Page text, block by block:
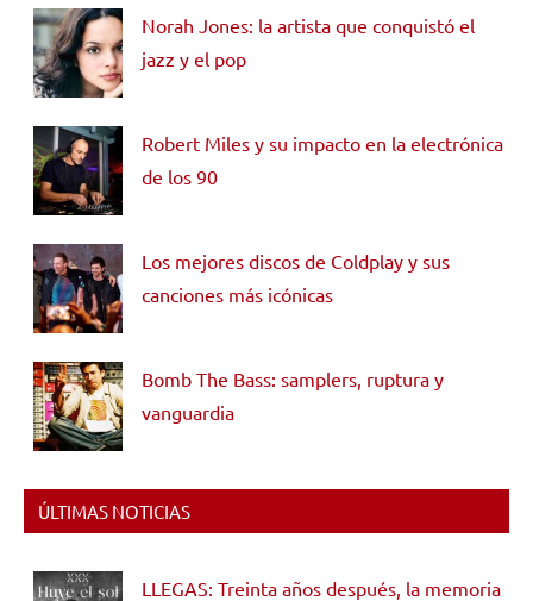
Norah Jones: la artista que conquistó el
jazz y el pop
Robert Miles y su impacto en la electrónica
de los 90
Los mejores discos de Coldplay y sus
canciones más icónicas
Bomb The Bass: samplers, ruptura y
vanguardia
ÚLTIMAS NOTICIAS
LLEGAS: Treinta años después, la memoria